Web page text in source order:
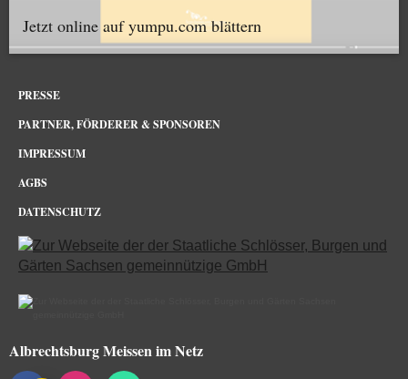
Jetzt online auf yumpu.com blättern
PRESSE
PARTNER, FÖRDERER & SPONSOREN
IMPRESSUM
AGBS
DATENSCHUTZ
Albrechtsburg Meissen im Netz